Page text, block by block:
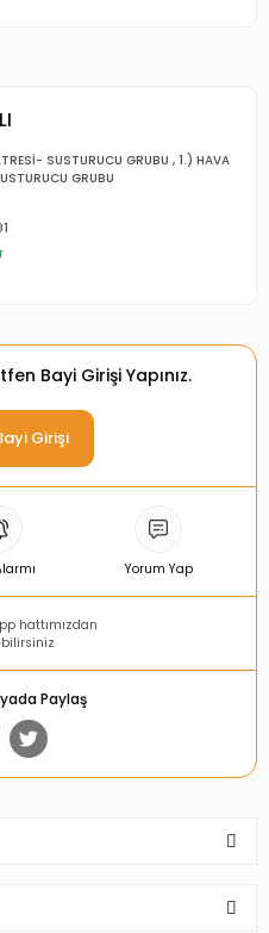
SUSTURUCU GRUBU ,1.) HAVA
GRUBU
Bayi Girişi Yapınız.
Girişi
Yorum Yap
hattımızdan
Paylaş